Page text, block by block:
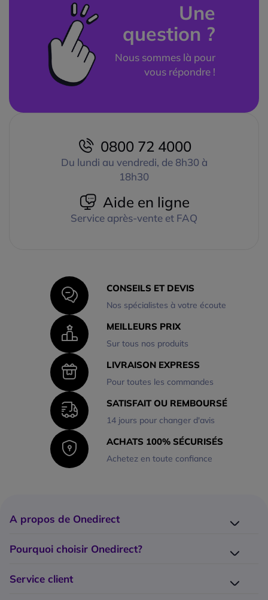
Une
question ?
Nous sommes là pour
vous répondre !
0800 72 4000
Du lundi au vendredi, de 8h30 à
18h30
Aide en ligne
Service après-vente et FAQ
CONSEILS ET DEVIS
Nos spécialistes à votre écoute
MEILLEURS PRIX
Sur tous nos produits
LIVRAISON EXPRESS
Pour toutes les commandes
SATISFAIT OU REMBOURSÉ
14 jours pour changer d'avis
ACHATS 100% SÉCURISÉS
Achetez en toute confiance
A propos de Onedirect
Nos marques
Catalogue Onedirect
Pourquoi choisir Onedirect?
Service client